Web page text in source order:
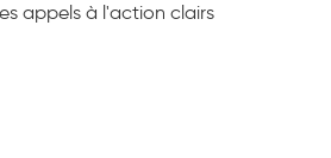
appels à l'action clairs